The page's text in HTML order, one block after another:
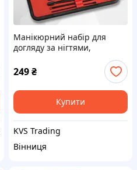
Манікюрний набір для
догляду за нігтями,
бровами та обличчям на 12
предметів, Манікюрні
набори для чоловіків
249₴
Купити
KVS Trading
Вінниця